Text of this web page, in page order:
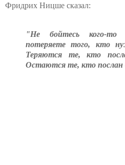
Фридрих Ницше сказал:
"Не бойтесь кого-
потеряете того, кто
Теряются те, кто
Остаются те, кто послан